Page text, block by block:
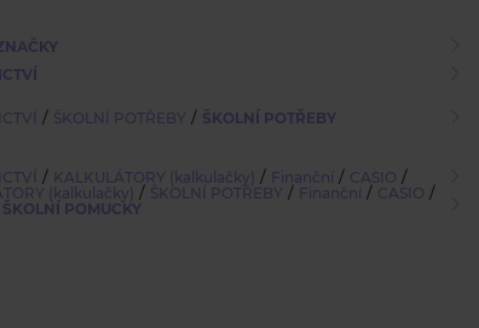
/ ŠKOLNÍ POTŘEBY / ŠKOLNÍ POTŘEBY
/ KALKULÁTORY (kalkulačky) / Finanční / CASIO /
(kalkulačky) / ŠKOLNÍ POTŘEBY / Finanční / CASIO /
POMUCKY